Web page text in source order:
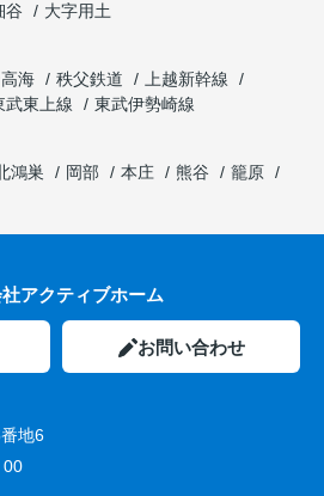
谷
大字用土
海 秩父鉄道
上越新幹線
武東上線
東武伊勢崎線
鴻巣 岡部 本庄 熊谷
籠原
アクティブホーム
お問い合わせ
地6
00